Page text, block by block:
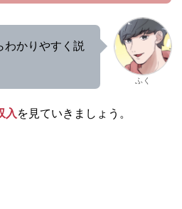
わかりやすく説
ふく
入 を見ていきましょう。